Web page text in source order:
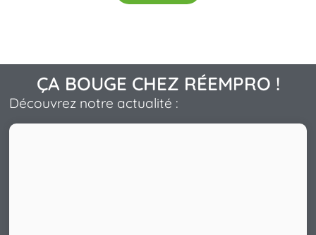
ÇA BOUGE CHEZ RÉEMPRO !
Découvrez notre actualité :